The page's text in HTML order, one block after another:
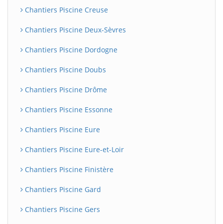
Chantiers Piscine Creuse
Chantiers Piscine Deux-Sèvres
Chantiers Piscine Dordogne
Chantiers Piscine Doubs
Chantiers Piscine Drôme
Chantiers Piscine Essonne
Chantiers Piscine Eure
Chantiers Piscine Eure-et-Loir
Chantiers Piscine Finistère
Chantiers Piscine Gard
Chantiers Piscine Gers